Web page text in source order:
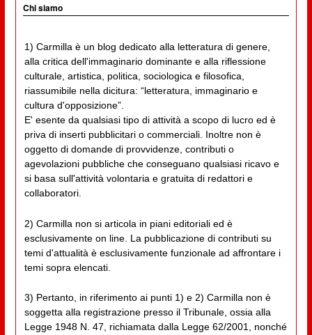
Chi siamo
1) Carmilla è un blog dedicato alla letteratura di genere,
alla critica dell'immaginario dominante e alla riflessione
culturale, artistica, politica, sociologica e filosofica,
riassumibile nella dicitura: “letteratura, immaginario e
cultura d'opposizione”.
E' esente da qualsiasi tipo di attività a scopo di lucro ed è
priva di inserti pubblicitari o commerciali. Inoltre non è
oggetto di domande di provvidenze, contributi o
agevolazioni pubbliche che conseguano qualsiasi ricavo e
si basa sull'attività volontaria e gratuita di redattori e
collaboratori.
2) Carmilla non si articola in piani editoriali ed è
esclusivamente on line. La pubblicazione di contributi su
temi d'attualità è esclusivamente funzionale ad affrontare i
temi sopra elencati.
3) Pertanto, in riferimento ai punti 1) e 2) Carmilla non è
soggetta alla registrazione presso il Tribunale, ossia alla
Legge 1948 N. 47, richiamata dalla Legge 62/2001, nonché